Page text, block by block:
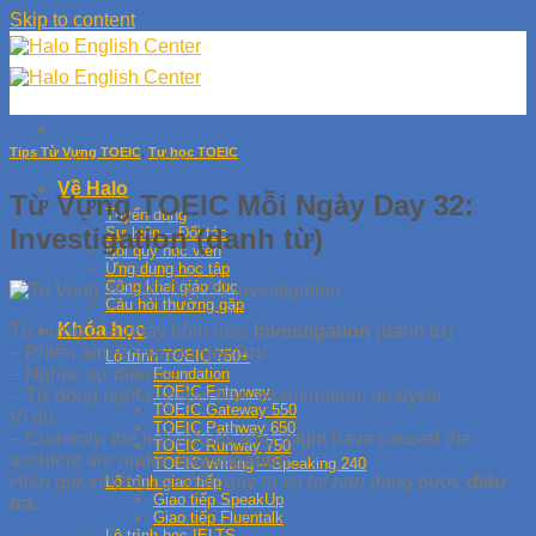
Skip to content
Về Halo
Tuyển dụng
Sự kiện – Đối tác
Nội quy học viên
Ứng dụng học tập
Công khai giáo dục
Câu hỏi thường gặp
Khóa học
Lộ trình TOEIC 750+
Foundation
TOEIC Entryway
TOEIC Gateway 550
TOEIC Pathway 650
TOEIC Runway 750
TOEIC Writing – Speaking 240
Lộ trình giao tiếp
Giao tiếp SpeakUp
Giao tiếp Fluentalk
Tips Từ Vựng TOEIC, Tự học TOEIC
Từ Vựng TOEIC Mỗi Ngày Day 32:
Investigation (danh từ)
Từ vựng của ngày hôm nay: Investigation (danh từ)
– Phiên âm: /ɪnˌves.təˈɡeɪ.ʃən/
– Nghĩa: sự điều tra
– Từ đồng nghĩa: inspection, examination, analysis
Ví dụ:
– Currently, the individuals who might have caused the
accident are underinvestigation.
Hiện giờ, những cá nhân gây ra vụ tai nạn đang được điều
tra.